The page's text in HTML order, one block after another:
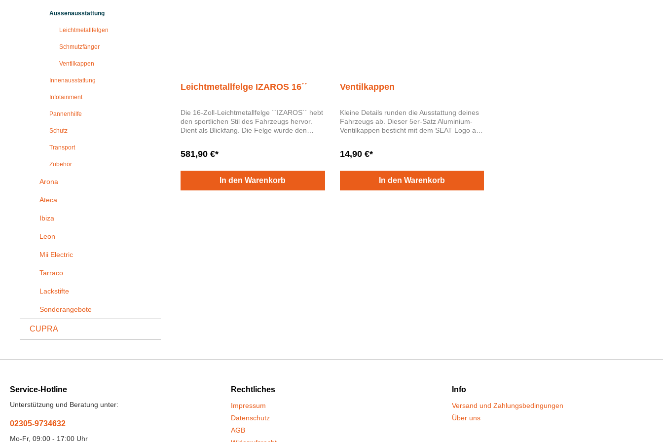
Aussenausstattung
Leichtmetallfelgen
Schmutzfänger
Ventilkappen
Innenausstattung
Infotainment
Pannenhilfe
Schutz
Transport
Zubehör
Arona
Ateca
Ibiza
Leon
Mii Electric
Tarraco
Lackstifte
Sonderangebote
CUPRA
Leichtmetallfelge IZAROS 16´´
Die 16-Zoll-Leichtmetallfelge ´´IZAROS´´ hebt
den sportlichen Stil des Fahrzeugs hervor.
Dient als Blickfang. Die Felge wurde den
Stückpreis, Reifen nicht inbegriffen.
581,90 €*
In den Warenkorb
Ventilkappen
Kleine Details runden die Ausstattung deines
Fahrzeugs ab. Dieser 5er-Satz Aluminium-
Ventilkappen besticht mit dem SEAT Logo aus
14,90 €*
In den Warenkorb
Service-Hotline
Unterstützung und Beratung unter:
02305-9734632
Mo-Fr, 09:00 - 17:00 Uhr
Rechtliches
Impressum
Datenschutz
AGB
Info
Versand und Zahlungsbedingungen
Über uns